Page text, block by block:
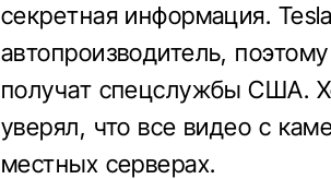
секретная информация.
автопроизводитель,
получат спецслужбы США.
уверял, что все видео с
местных серверах.